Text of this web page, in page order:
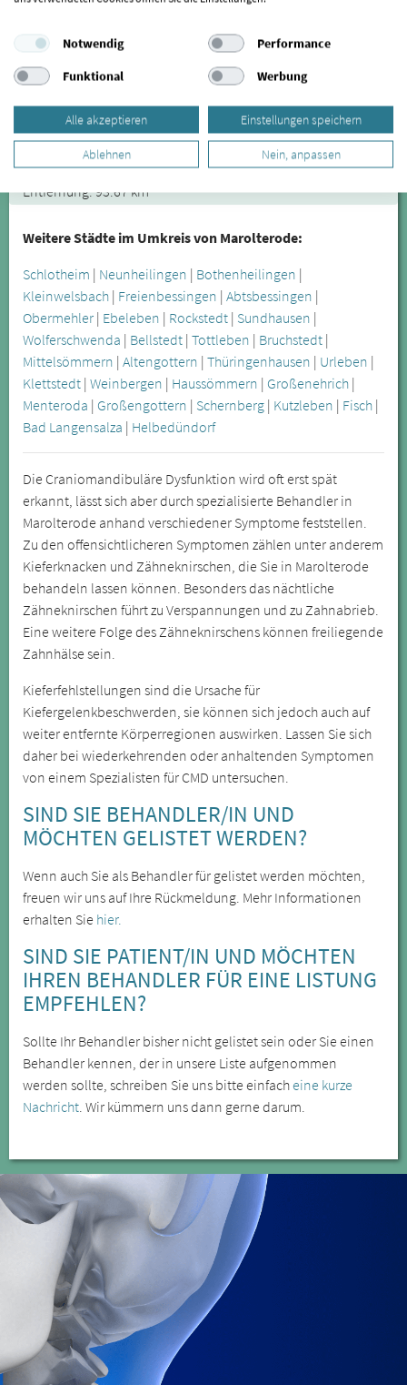
Zahnarztpraxis Dr. Lorenz
Hermannstraße 31
06108 Halle (Saale)
0345 - 2943372
Entfernung: 93.67 km
zum Profil
Weitere Städte im Umkreis von Marolterode:
Schlotheim | Neunheilingen | Bothenheilingen |
Kleinwelsbach | Freienbessingen | Abtsbessingen |
Obermehler | Ebeleben | Rockstedt | Sundhausen |
Wolferschwenda | Bellstedt | Tottleben | Bruchstedt |
Mittelsömmern | Altengottern | Thüringenhausen | Urleben |
Klettstedt | Weinbergen | Haussömmern | Großenehrich |
Menteroda | Großengottern | Schernberg | Kutzleben | Fisch |
Bad Langensalza | Helbedündorf
Die Craniomandibuläre Dysfunktion wird oft erst spät
erkannt, lässt sich aber durch spezialisierte Behandler in
Marolterode anhand verschiedener Symptome feststellen.
Zu den offensichtlicheren Symptomen zählen unter anderem
Kieferknacken und Zähneknirschen, die Sie in Marolterode
behandeln lassen können. Besonders das nächtliche
Zähneknirschen führt zu Verspannungen und zu Zahnabrieb.
Eine weitere Folge des Zähneknirschens können freiliegende
Zahnhälse sein.
Kieferfehlstellungen sind die Ursache für
Kiefergelenkbeschwerden, sie können sich jedoch auch auf
weiter entfernte Körperregionen auswirken. Lassen Sie sich
daher bei wiederkehrenden oder anhaltenden Symptomen
von einem Spezialisten für CMD untersuchen.
SIND SIE BEHANDLER/IN UND
MÖCHTEN GELISTET WERDEN?
Wenn auch Sie als Behandler für gelistet werden möchten,
freuen wir uns auf Ihre Rückmeldung. Mehr Informationen
erhalten Sie hier.
SIND SIE PATIENT/IN UND MÖCHTEN
IHREN BEHANDLER FÜR EINE LISTUNG
EMPFEHLEN?
Sollte Ihr Behandler bisher nicht gelistet sein oder Sie einen
Behandler kennen, der in unsere Liste aufgenommen
werden sollte, schreiben Sie uns bitte einfacheine kurze
Nachricht. Wir kümmern uns dann gerne darum.
Notwendig
Performance
Funktional
Werbung
Alle akzeptieren Einstellungen speichern
Ablehnen Nein, anpassen